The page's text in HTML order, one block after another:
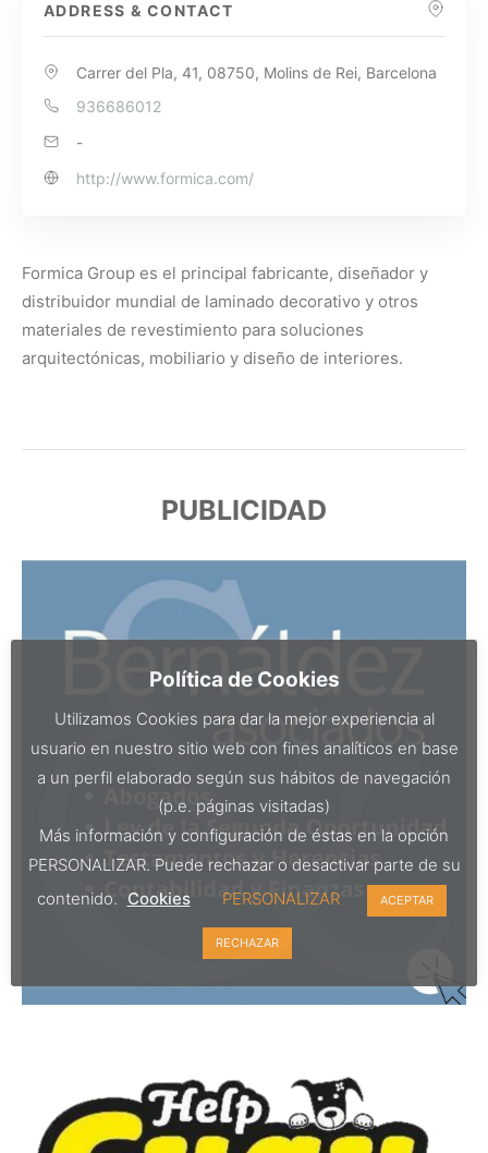
ADDRESS & CONTACT
Carrer del Pla, 41, 08750, Molins de Rei, Barcelona
936686012
-
http://www.formica.com/
Formica Group es el principal fabricante, diseñador y
distribuidor mundial de laminado decorativo y otros
materiales de revestimiento para soluciones
arquitectónicas, mobiliario y diseño de interiores.
PUBLICIDAD
Política de Cookies
Utilizamos Cookies para dar la mejor experiencia al
usuario en nuestro sitio web con fines analíticos en base
a un perfil elaborado según sus hábitos de navegación
(p.e. páginas visitadas)
Más información y configuración de éstas en la opción
PERSONALIZAR. Puede rechazar o desactivar parte de su
contenido. Cookies PERSONALIZAR ACEPTAR
RECHAZAR